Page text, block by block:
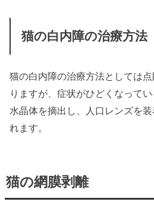
猫の白内障の治療方法
猫の白内障の治療方法としては
りますが、症状がひどくなって
水晶体を摘出し、人口レンズを
れます。
猫の網膜剥離